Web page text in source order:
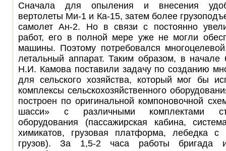
Сначала для опыления и внесения
вертолеты Ми-1 и Ка-15, затем более
самолет Ан-2. Но в связи с постоянно
работ, его в полной мере уже не могли
машины. Поэтому потребовался
летальный аппарат. Таким образом, в
Н.И. Камова поставили задачу по созданию
для сельского хозяйства, который мог бы
комплексы сельскохозяйственного
построен по оригинальной компоновочной
шасси» с различными комплектами
оборудования (пассажирская кабина,
химикатов, грузовая платформа, лебедка
грузов). За 1,5-2 часа работы бригада